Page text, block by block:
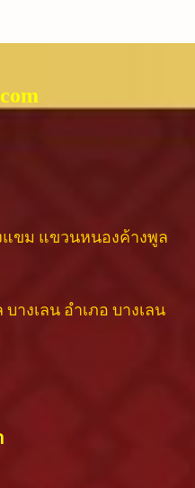
แขม แขวนหนองค้างพูล
างเลน อำเภอ บางเลน